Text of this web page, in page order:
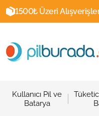
1500₺ Üzeri
Kullanıcı Pil ve
Batarya